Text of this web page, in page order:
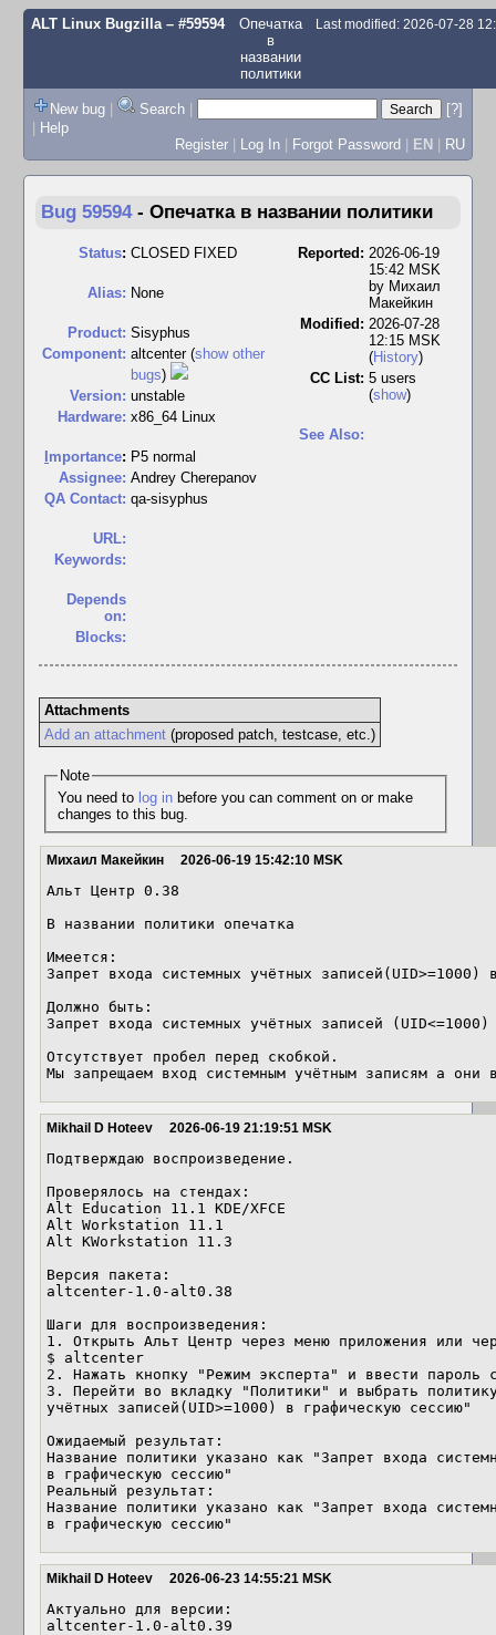
ALT Linux Bugzilla– #59594
Опечатка
в
названии
политики
Last modified: 2026-07-28
New bug | Search |
[?]
| Help
Register | Log In | Forgot Password | EN | RU
Bug 59594 - Опечатка в названии политики
Status: CLOSED FIXED
Alias: None
Product: Sisyphus
Component: altcenter (show other
bugs)
Version: unstable
Hardware: x86_64 Linux
mportance: P5 normal
Assignee: Andrey Cherepanov
QA Contact: qa-sisyphus
URL:
Keywords:
Depends
on:
Blocks:
Reported: 2026-06-19
15:42 MSK
by Михаил
Макейкин
Modified: 2026-07-28
12:15 MSK
(History)
CC List: 5 users
(show)
See Also:
Attachments
Add an attachment(proposed patch, testcase, etc.)
Note
You need to log inbefore you can comment on or make
changes to this bug.
Михаил Макейкин 2026-06-19 15:42:10 MSK
Альт Центр 0.38
В названии политики опечатка
Имеется:
Запрет входа системных учётных записей(UID>=1000)
Должно быть:
Запрет входа системных учётных записей
Отсутствует пробел перед скобкой.
Мы запрещаем вход системным учётным записям а они
Mikhail D Hoteev 2026-06-19 21:19:51 MSK
Подтверждаю воспроизведение.
Проверялось на стендах:
Alt Education 11.1 KDE/XFCE
Alt Workstation 11.1
Alt KWorkstation 11.3
Версия пакета:
altcenter-1.0-alt0.38
Шаги для воспроизведения:
1. Открыть Альт Центр через меню приложения или
$ altcenter
2. Нажать кнопку "Режим эксперта" и ввести пароль
3. Перейти во вкладку "Политики" и выбрать
учётных записей(UID>=1000) в графическую сессию"
Ожидаемый результат:
Название политики указано как "Запрет входа
в графическую сессию"
Реальный результат:
Название политики указано как "Запрет входа
в графическую сессию"
Mikhail D Hoteev 2026-06-23 14:55:21 MSK
Актуально для версии:
altcenter-1.0-alt0.39